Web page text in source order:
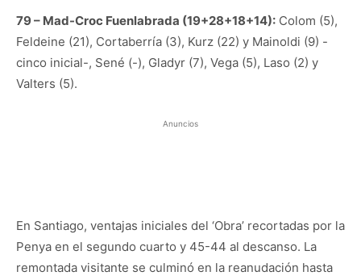
79 – Mad-Croc Fuenlabrada (19+28+18+14): Colom (5),
Feldeine (21), Cortaberría (3), Kurz (22) y Mainoldi (9) -
cinco inicial-, Sené (-), Gladyr (7), Vega (5), Laso (2) y
Valters (5).
Anuncios
En Santiago, ventajas iniciales del ‘Obra’ recortadas por la
Penya en el segundo cuarto y 45-44 al descanso. La
remontada visitante se culminó en la reanudación hasta